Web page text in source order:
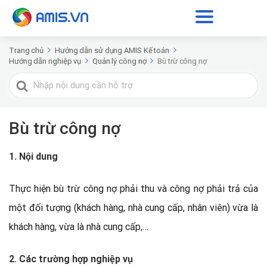
Trang chủ
Hướng dẫn sử dụng AMIS Kế toán
Hướng dẫn nghiệp vụ
Quản lý công nợ Bù trừ công nợ
Tìm
kiếm
Bù trừ công nợ
1. Nội dung
Thực hiện bù trừ công nợ phải thu và công nợ phải trả của
một đối tượng (khách hàng, nhà cung cấp, nhân viên) vừa là
khách hàng, vừa là nhà cung cấp,…
2. Các trường hợp nghiệp vụ